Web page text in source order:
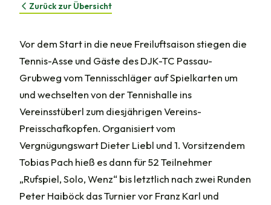
Zurück zur Übersicht
Vor dem Start in die neue Freiluftsaison stiegen die
Tennis-Asse und Gäste des DJK-TC Passau-
Grubweg vom Tennisschläger auf Spielkarten um
und wechselten von der Tennishalle ins
Vereinsstüberl zum diesjährigen Vereins-
Preisschafkopfen. Organisiert vom
Vergnügungswart Dieter Liebl und 1. Vorsitzendem
Tobias Pach hieß es dann für 52 Teilnehmer
„Rufspiel, Solo, Wenz“ bis letztlich nach zwei Runden
Peter Haiböck das Turnier vor Franz Karl und